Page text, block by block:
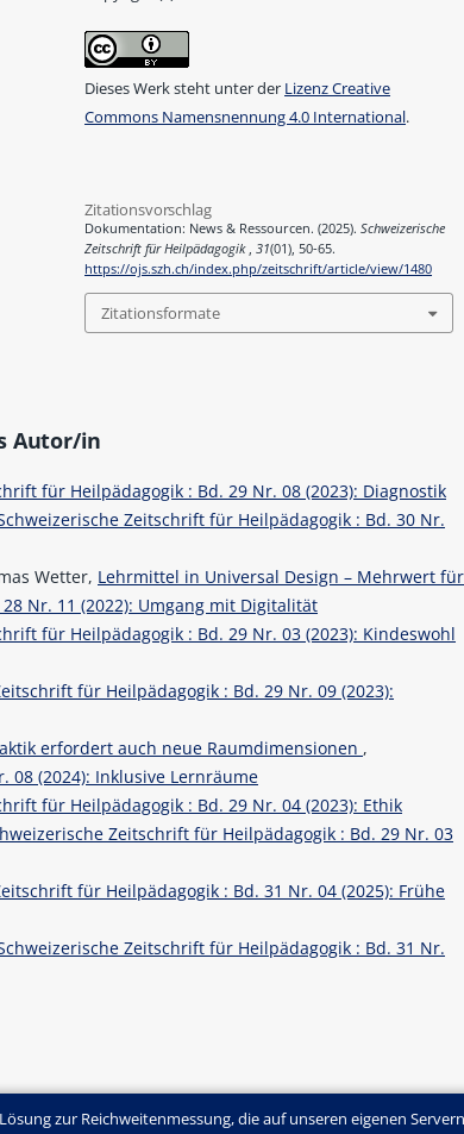
Dieses Werk steht unter der Lizenz Creative
Commons Namensnennung 4.0 International.
Zitationsvorschlag
Dokumentation: News & Ressourcen. (2025).Schweizerische
Zeitschrift für Heilpädagogik ,31(01), 50-65.
https://ojs.szh.ch/index.php/zeitschrift/article/view/1480
Zitationsformate
Autor/in
für Heilpädagogik : Bd. 29 Nr. 08 (2023): Diagnostik
Zeitschrift für Heilpädagogik : Bd. 30 Nr.
Wetter, Lehrmittel in Universal Design – Mehrwert für
Nr. 11 (2022): Umgang mit Digitalität
für Heilpädagogik : Bd. 29 Nr. 03 (2023): Kindeswohl
für Heilpädagogik : Bd. 29 Nr. 09 (2023):
erfordert auch neue Raumdimensionen ,
08 (2024): Inklusive Lernräume
für Heilpädagogik : Bd. 29 Nr. 04 (2023): Ethik
Zeitschrift für Heilpädagogik : Bd. 29 Nr. 03
für Heilpädagogik : Bd. 31 Nr. 04 (2025): Frühe
Zeitschrift für Heilpädagogik : Bd. 31 Nr.
zur Reichweitenmessung, die auf unseren eigenen